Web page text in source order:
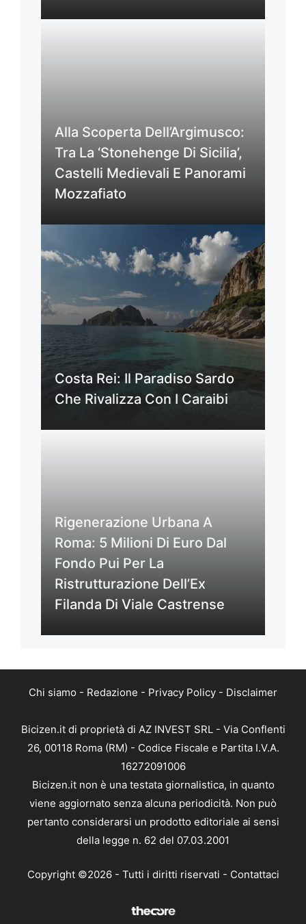
Alla Scoperta Dell’Argimusco:
Tra La ‘Stonehenge Di Sicilia’,
Castelli Medievali E Panorami
Mozzafiato
Costa Rei: Il Paradiso Sardo
Che Rivalizza Con I Caraibi
Rigenerazione Urbana A
Roma: 5 Milioni Di Euro Dal
Fondo Pui Per La
Ristrutturazione Dell’Ex
Filanda Di Viale Castrense
Chi siamo - Redazione - Privacy Policy - Disclaimer
Bicizen.it di proprietà di AZ INVEST SRL - Via Conflenti
26, 00118 Roma (RM) - Codice Fiscale e Partita I.V.A.
16272091006
Bicizen.it non è una testata giornalistica, in quanto
viene aggiornato senza alcuna periodicità. Non può
pertanto considerarsi un prodotto editoriale ai sensi
della legge n. 62 del 07.03.2001
Copyright ©2026 - Tutti i diritti riservati - Contattaci